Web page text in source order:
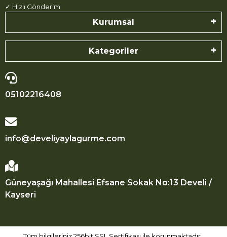
✓ Hızlı Gönderim
Kurumsal
Kategoriler
05102216408
info@develiyaylagurme.com
Güneyaşağı Mahallesi Efsane Sokak No:13 Develi /
Kayseri